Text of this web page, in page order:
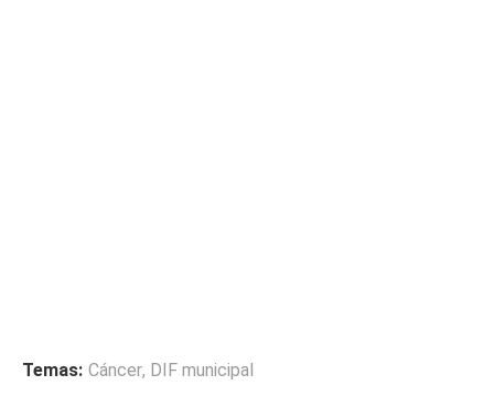
Temas: Cáncer, DIF municipal